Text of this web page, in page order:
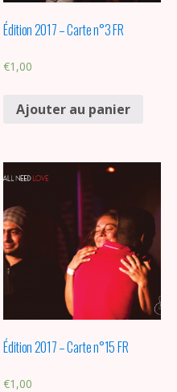
Édition 2017 – Carte n°3 FR
€1,00
Ajouter au panier
Édition 2017 – Carte n°15 FR
€1,00